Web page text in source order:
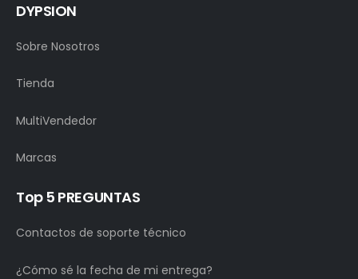
DYPSION
Sobre Nosotros
Tienda
MultiVendedor
Marcas
Top 5 PREGUNTAS
Contactos de soporte técnico
¿Cómo sé la fecha de mi entrega?